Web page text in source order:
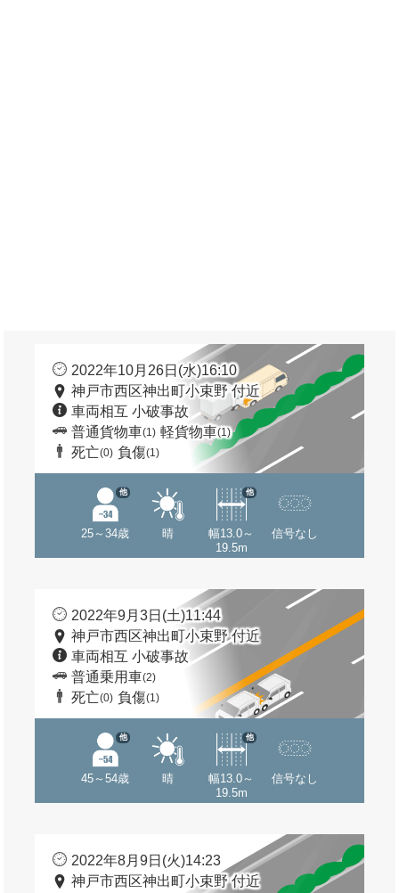
2022年10月26日(水)16:10
神戸市西区神出町小束野 付近
車両相互 小破事故
普通貨物車(1) 軽貨物車(1)
死亡(0) 負傷(1)
25～34歳
他
晴
幅13.0～
19.5m
他
信号なし
2022年9月3日(土)11:44
神戸市西区神出町小束野 付近
車両相互 小破事故
普通乗用車(2)
死亡(0) 負傷(1)
45～54歳
他
晴
幅13.0～
19.5m
他
信号なし
2022年8月9日(火)14:23
神戸市西区神出町小束野 付近